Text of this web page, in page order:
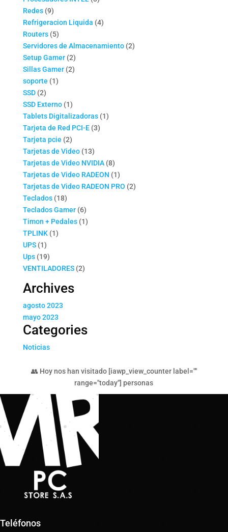
Redes 99
productos
Refrigeracion Liquida 44
Routers 55
productos
Servidores de Almacenamiento 22
Setup Gamer 22
productos
Sillas Gamer 22
soporte 11
SSD 22
productos
SSD Externo 11
producto
Tablets Digitalizadoras 11
Tarjeta de Red PCI-E 33
Tarjeta pcie 22
productos
Tarjetas de Video 1313
productos
Tarjetas de Video NVIDIA 88
productos
Tarjetas de Video RADEON 11
producto
Tarjetas de Video RADEON PRO 22
Teclados 1818
productos
Teclados Gamer 66
productos
Timon + Pedales 11
TPLINK 11
UPS 11
producto
Ups 1919
productos
VENTILADORES 22
Archives
agosto 2023
mayo 2023
Categories
Noticias
👥 Hoy nos han visitado [iawp_view_counter label=""
range="today"] personas
Teléfonos